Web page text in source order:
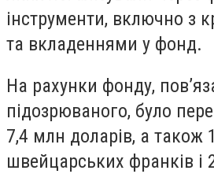
інструменти, включно з
та вкладеннями у фонд.
На рахунки фонду,
підозрюваного, було
7,4 млн доларів, а також
швейцарських франків і